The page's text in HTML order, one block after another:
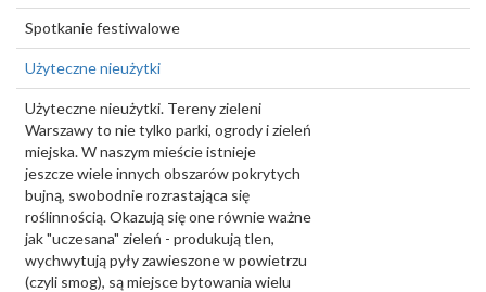
Spotkanie festiwalowe
Użyteczne nieużytki
Użyteczne nieużytki. Tereny zieleni
Warszawy to nie tylko parki, ogrody i zieleń
miejska. W naszym mieście istnieje
jeszcze wiele innych obszarów pokrytych
bujną, swobodnie rozrastająca się
roślinnością. Okazują się one równie ważne
jak "uczesana" zieleń - produkują tlen,
wychwytują pyły zawieszone w powietrzu
(czyli smog), są miejsce bytowania wielu